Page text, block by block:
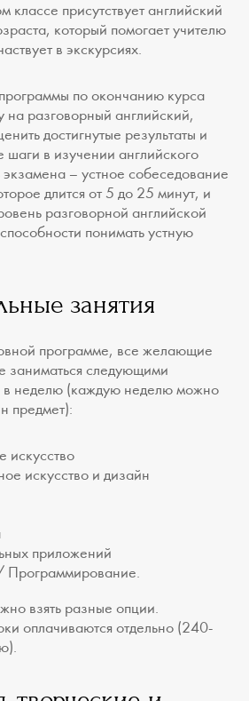
классе присутствует английский
который помогает учителю
в экскурсиях.
по окончанию курса
на разговорный английский,
достигнутые результаты и
шаги в изучении английского
– устное собеседование
длится от 5 до 25 минут, и
разговорной английской
понимать устную
занятия
программе, все желающие
заниматься следующими
в неделю (каждую неделю можно
предмет):
искусство
искусство и дизайн
приложений
Программирование.
взять разные опции.
оплачиваются отдельно (240-